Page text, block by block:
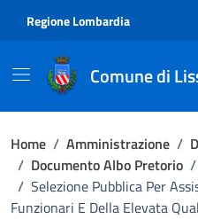
Regione Lombardia
Comune di
Home / Amministrazione /
/ Documento Albo Pretorio /
/ Selezione Pubblica Per
Funzionari E Della Elevata